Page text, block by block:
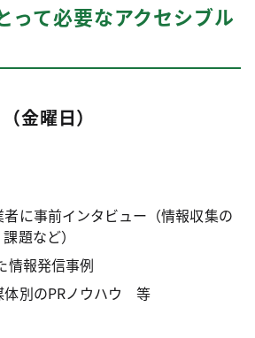
って必要なアクセシブル
金曜日）
に事前インタビュー（情報収集の
題など）
情報発信事例
体別のPRノウハウ 等